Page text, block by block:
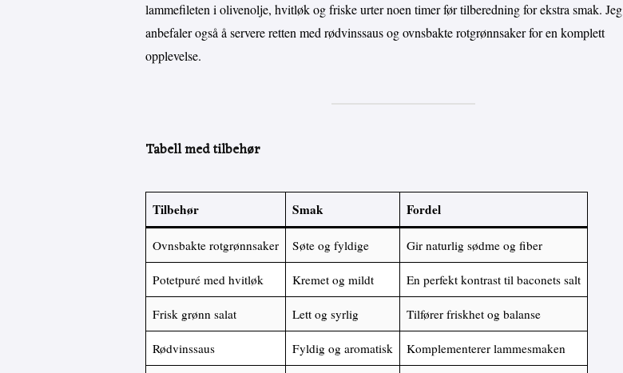
lammefileten i olivenolje, hvitløk og friske urter noen timer før tilberedning for ekstra smak. Jeg
anbefaler også å servere retten med rødvinssaus og ovnsbakte rotgrønnsaker for en komplett
opplevelse.
Tabell med tilbehør
Tilbehør Smak Fordel
Ovnsbakte rotgrønnsaker Søte og fyldige Gir naturlig sødme og fiber
Potetpuré med hvitløk Kremet og mildt En perfekt kontrast til baconets salt
Frisk grønn salat Lett og syrlig Tilfører friskhet og balanse
Rødvinssaus Fyldig og aromatisk Komplementerer lammesmaken